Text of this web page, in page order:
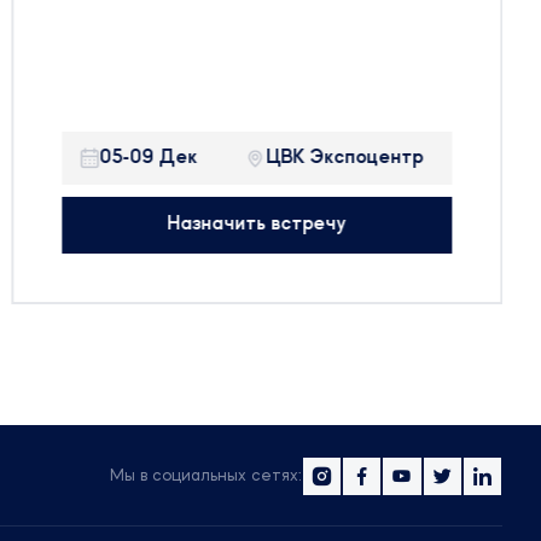
актуальные вопросы в регуляторной сфере.
05-09 Дек ЦВК Экспоцентр
Назначить встречу
Мы в социальных сетях: